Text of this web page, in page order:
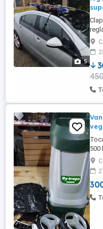
5
1,6
500